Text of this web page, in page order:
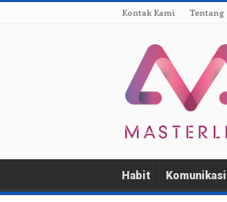
Kontak Kami Tentang
Habit Komunikasi